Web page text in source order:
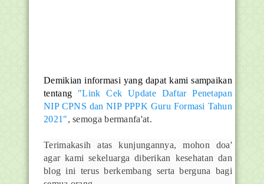
Demikian informasi yang dapat kami sampaikan
tentang
"Link Cek Update Daftar Penetapan
NIP CPNS dan NIP PPPK Guru Formasi Tahun
2021", semoga bermanfa'at.
Terimakasih atas kunjungannya, mohon doa'
agar kami sekeluarga diberikan kesehatan dan
blog ini terus berkembang serta berguna bagi